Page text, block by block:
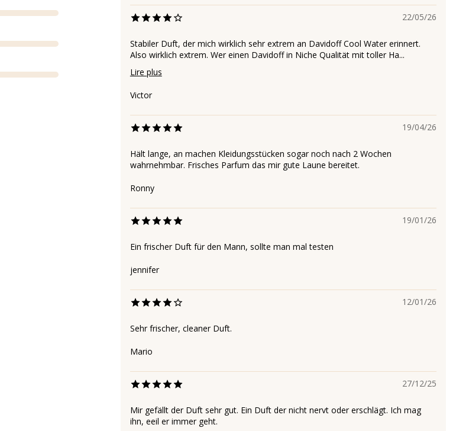
22/05/26
Stabiler Duft, der mich wirklich sehr extrem an Davidoff Cool Water erinnert.
Also wirklich extrem. Wer einen Davidoff in Niche Qualität mit toller Ha...
Lire plus
Victor
19/04/26
Hält lange, an machen Kleidungsstücken sogar noch nach 2 Wochen
wahrnehmbar. Frisches Parfum das mir gute Laune bereitet.
Ronny
19/01/26
Ein frischer Duft für den Mann, sollte man mal testen
jennifer
12/01/26
Sehr frischer, cleaner Duft.
Mario
27/12/25
Mir gefällt der Duft sehr gut. Ein Duft der nicht nervt oder erschlägt. Ich mag
ihn, eeil er immer geht.